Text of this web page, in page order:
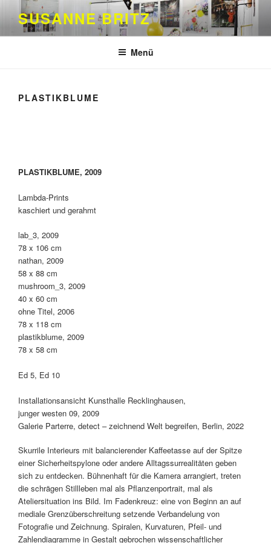
Inhalt
springen
SUSANNE BRITZ
Menü
PLASTIKBLUME
PLASTIKBLUME, 2009
Lambda-Prints
kaschiert und gerahmt
lab_3, 2009
78 x 106 cm
nathan, 2009
58 x 88 cm
mushroom_3, 2009
40 x 60 cm
ohne Titel, 2006
78 x 118 cm
plastikblume, 2009
78 x 58 cm
Ed 5, Ed 10
Installationsansicht Kunsthalle Recklinghausen,
junger westen 09, 2009
Galerie Parterre, detect – zeichnend Welt begreifen, Berlin, 2022
Skurrile Interieurs mit balancierender Kaffeetasse auf der Spitze
einer Sicherheitspylone oder andere Alltagssurrealitäten geben
sich zu entdecken. Bühnenhaft für die Kamera arrangiert, treten
die schrägen Stillleben mal als Pflanzenportrait, mal als
Ateliersituation ins Bild. Im Fadenkreuz: eine von Beginn an auf
mediale Grenzüberschreitung setzende Verbandelung von
Fotografie und Zeichnung. Spiralen, Kurvaturen, Pfeil- und
Zahlendiagramme in Gestalt gebrochen wissenschaftlicher